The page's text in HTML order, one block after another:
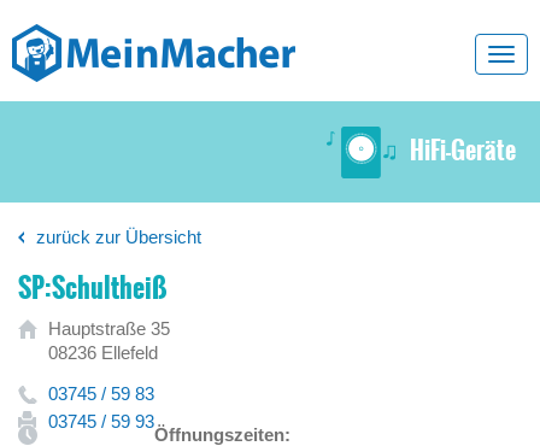
HiFi-Geräte
zurück zur Übersicht
SP:Schultheiß
Hauptstraße 35
08236 Ellefeld
03745 / 59 83
03745 / 59 93
Öffnungszeiten: